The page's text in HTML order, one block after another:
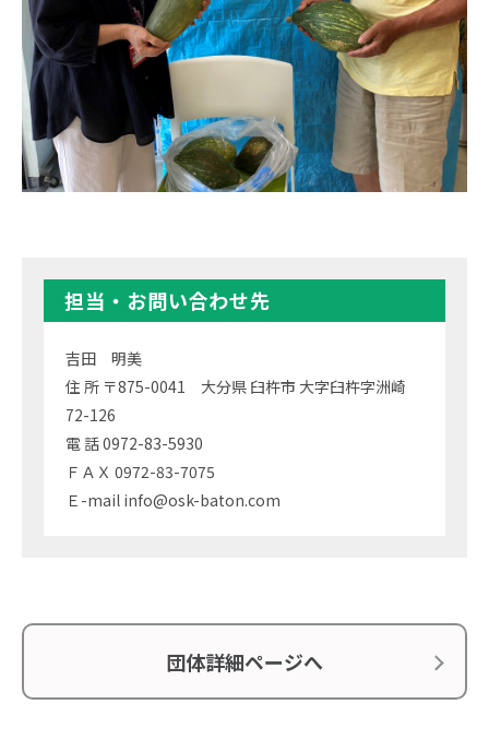
担当・お問い合わせ先
吉田 明美
住 所 〒875-0041 大分県 臼杵市 大字臼杵字洲崎
72-126
電 話 0972-83-5930
ＦＡＸ 0972-83-7075
Ｅ-mail info@osk-baton.com
団体詳細ページへ